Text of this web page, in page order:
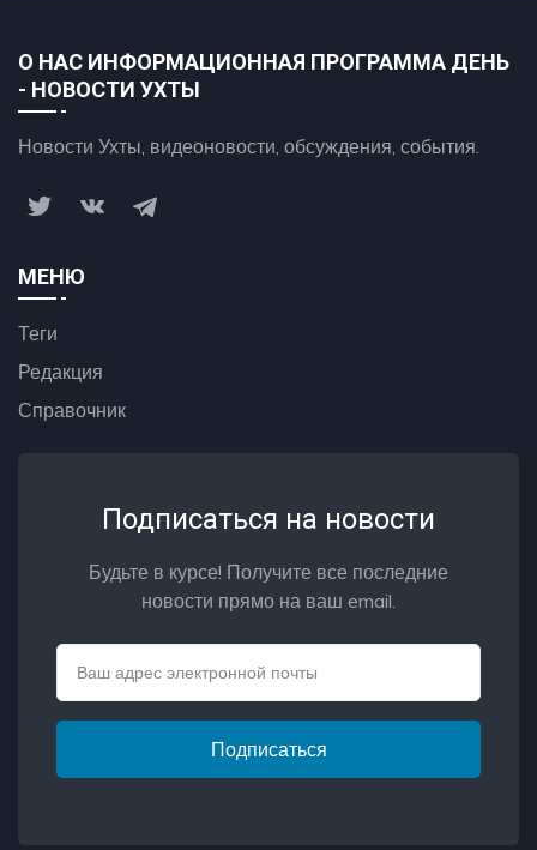
О НАС ИНФОРМАЦИОННАЯ ПРОГРАММА ДЕНЬ
- НОВОСТИ УХТЫ
Новости Ухты, видеоновости, обсуждения, события.
МЕНЮ
Теги
Редакция
Справочник
Подписаться на новости
Будьте в курсе! Получите все последние
новости прямо на ваш email.
Подписаться